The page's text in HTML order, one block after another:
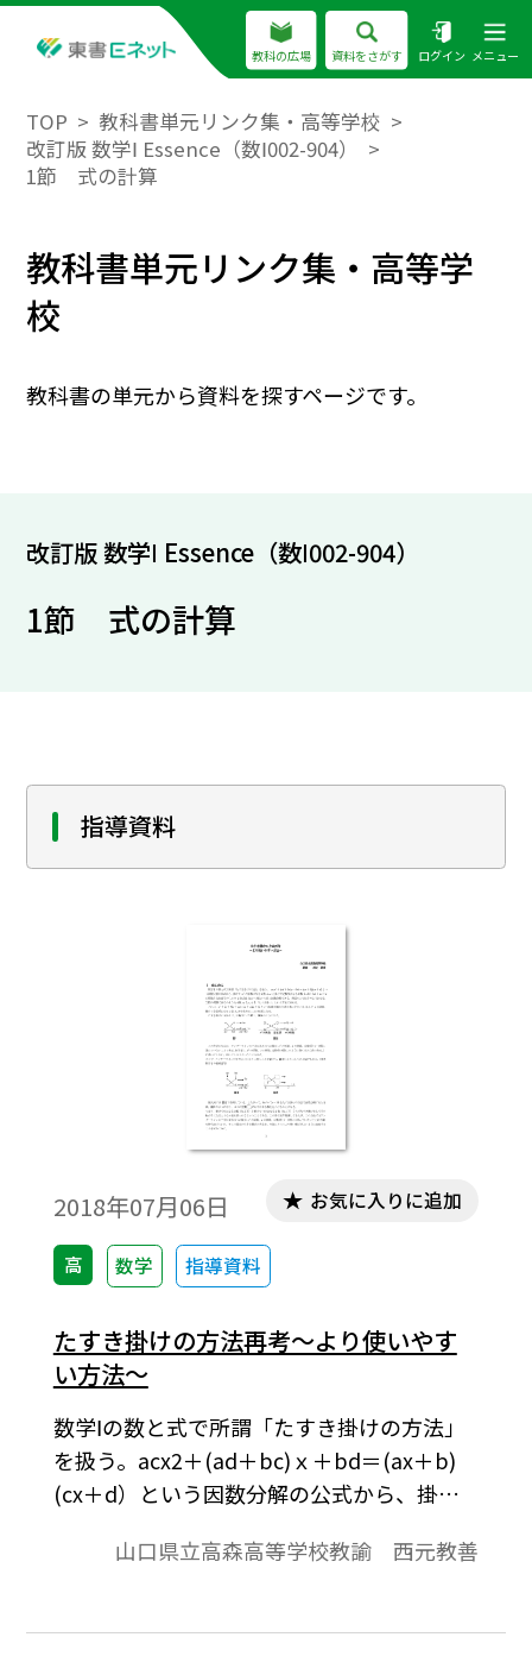
教科の広場 資料をさがす ログイン メニュー
TOP
教科書単元リンク集・高等学校
改訂版 数学Ⅰ Essence（数Ⅰ002-904）
1節 式の計算
教科書単元リンク集・高等学
校
教科書の単元から資料を探すページです。
改訂版 数学Ⅰ Essence（数Ⅰ002-904）
1節 式の計算
指導資料
2018年07月06日
高 数学 指導資料
お気に入りに追加
たすき掛けの方法再考～より使いやす
い方法～
数学Ⅰの数と式で所謂「たすき掛けの方法」
を扱う。acx2＋(ad＋bc)ｘ＋bd＝(ax＋b)
(cx＋d）という因数分解の公式から、掛け
なる２数b, dがbd＋ac＝ｘの係数となれば
分解できる。理屈の上ではそのようにな
山口県立高森高等学校教諭 西元教善